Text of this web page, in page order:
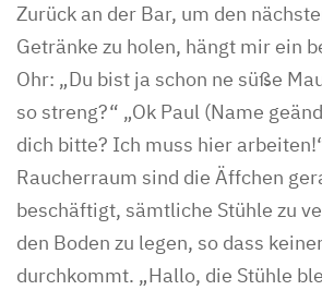
Zurück an der Bar, um den
Getränke zu holen, hängt mir ein
Ohr: „Du bist ja schon ne süße
so streng?“ „Ok Paul (Name
dich bitte? Ich muss hier
Raucherraum sind die Äffchen
beschäftigt, sämtliche Stühle zu
den Boden zu legen, so dass
durchkommt. „Hallo, die Stühle